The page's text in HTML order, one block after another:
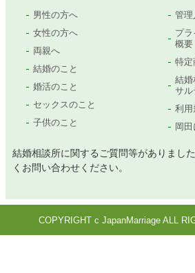
男性の方へ
女性の方へ
両親へ
結婚のこと
婚活のこと
セックスのこと
子供のこと
管理
プ
概要
特定
結婚
サル
利用
岡
結婚相談所に関するご質問等がありました
くお問い合わせください。
COPYRIGHT c JapanMarriage ALL